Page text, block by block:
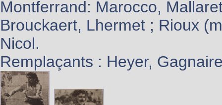
Montferrand: Marocco,
Brouckaert, Lhermet ; Rioux
Nicol.
Remplaçants : Heyer,